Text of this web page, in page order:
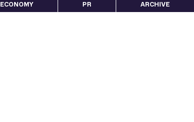
ECONOMY PR ARCHIVE